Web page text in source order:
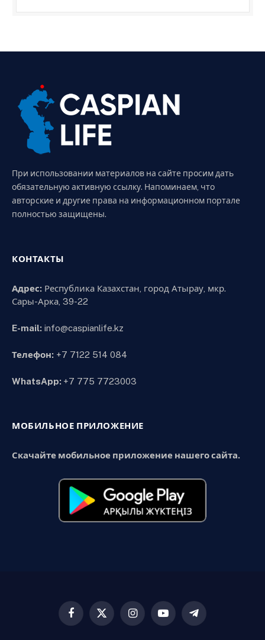
При использовании материалов на сайте просим дать
обязательную активную ссылку. Напоминаем, что
авторские и другие права на информационном портале
полностью защищены.
КОНТАКТЫ
Адрес: Республика Казахстан, город Атырау, мкр.
Сары-Арка, 39-22
E-mail: info@caspianlife.kz
Телефон: +7 7122 514 084
WhatsApp: +7 775 7723003
МОБИЛЬНОЕ ПРИЛОЖЕНИЕ
Скачайте мобильное приложение нашего сайта.
Facebook
X
InstagramYouTubeTelegram